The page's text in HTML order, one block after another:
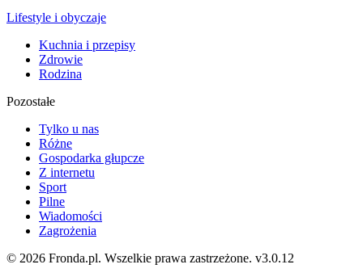
Lifestyle i obyczaje
Kuchnia i przepisy
Zdrowie
Rodzina
Pozostałe
Tylko u nas
Różne
Gospodarka głupcze
Z internetu
Sport
Pilne
Wiadomości
Zagrożenia
© 2026 Fronda.pl. Wszelkie prawa zastrzeżone. v3.0.12